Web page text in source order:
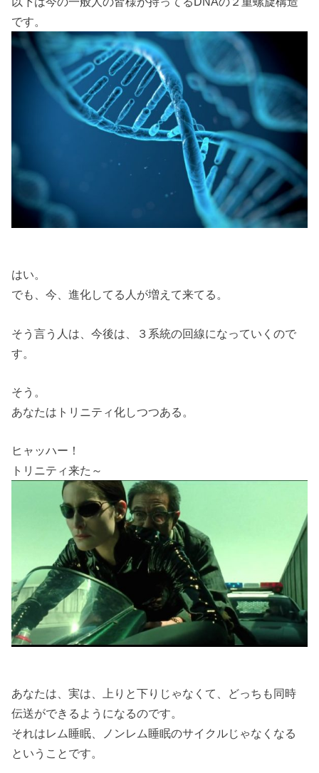
です。
はい。
でも、今、進化してる人が増えて来てる。
そう言う人は、今後は、３系統の回線になっていくので
す。
そう。
あなたはトリニティ化しつつある。
ヒャッハー！
トリニティ来た～
あなたは、実は、上りと下りじゃなくて、どっちも同時
伝送ができるようになるのです。
それはレム睡眠、ノンレム睡眠のサイクルじゃなくなる
ということです。